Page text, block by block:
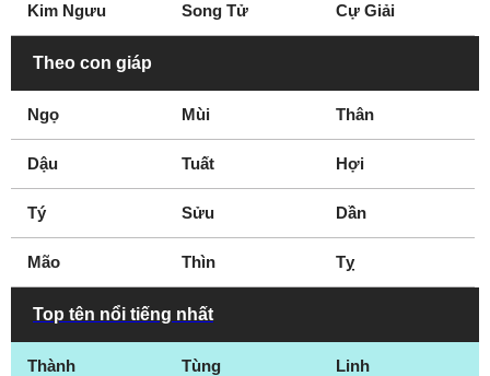
Kim Ngưu Song Tử Cự Giải
Theo con giáp
Ngọ Mùi Thân
Dậu Tuất Hợi
Tý Sửu Dần
Mão Thìn Tỵ
Top tên nổi tiếng nhất
Thành Tùng Linh